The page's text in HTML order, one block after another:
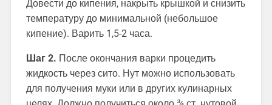
Довести до кипения, накрыть крышкой и снизить
температуру до минимальной (небольшое
кипение). Варить 1,5-2 часа.
Шаг 2. После окончания варки процедить
жидкость через сито. Нут можно использовать
для получения муки или в других кулинарных